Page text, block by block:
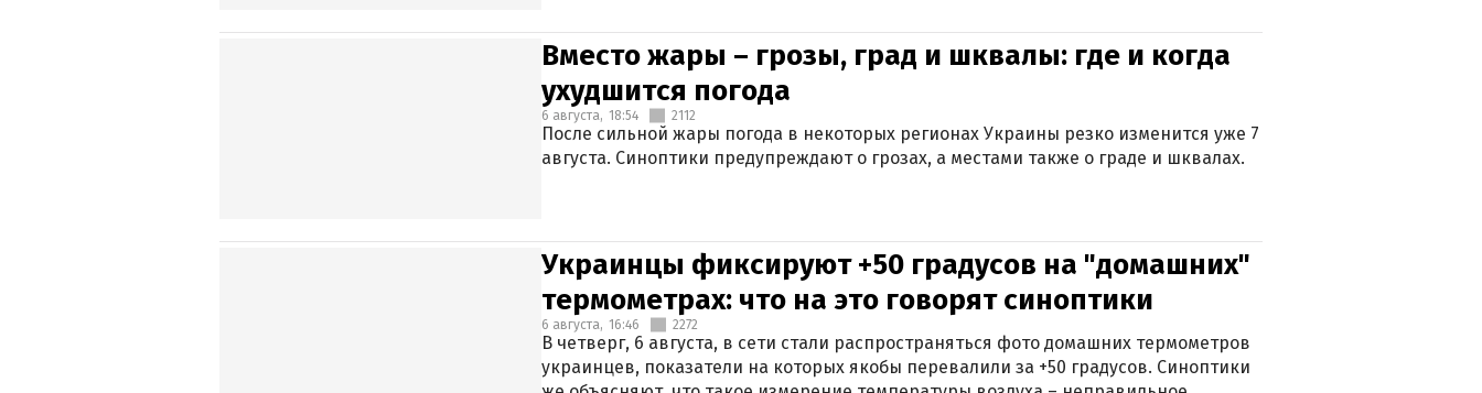
Вместо жары – грозы, град и шквалы: где и когда
ухудшится погода
6 августа, 18:54 2112
После сильной жары погода в некоторых регионах Украины резко изменится уже 7
августа. Синоптики предупреждают о грозах, а местами также о граде и шквалах.
Украинцы фиксируют +50 градусов на "домашних"
термометрах: что на это говорят синоптики
6 августа, 16:46 2272
В четверг, 6 августа, в сети стали распространяться фото домашних термометров
украинцев, показатели на которых якобы перевалили за +50 градусов. Синоптики